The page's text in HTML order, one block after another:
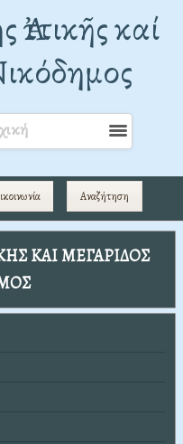
καί
Αναζήτηση
ΚΑΙ ΜΕΓΑΡΙΔΟΣ